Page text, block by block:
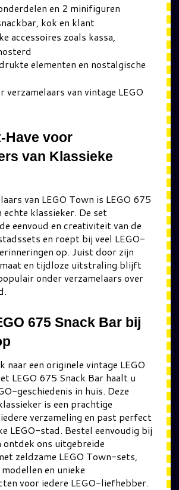
en 2 minifiguren
kok en klant
accessoires zoals kassa,
elementen en nostalgische
verzamelaars van vintage LEGO
Have voor
van Klassieke
van LEGO Town is LEGO 675
echte klassieker. De set
eenvoud en creativiteit van de
en roept bij veel LEGO-
op. Juist door zijn
en tijdloze uitstraling blijft
onder verzamelaars over
675 Snack Bar bij
naar een originele vintage LEGO
LEGO 675 Snack Bar haalt u
geschiedenis in huis. Deze
is een prachtige
verzameling en past perfect
LEGO-stad. Bestel eenvoudig bij
ontdek ons uitgebreide
zeldzame LEGO Town-sets,
en unieke
voor iedere LEGO-liefhebber.